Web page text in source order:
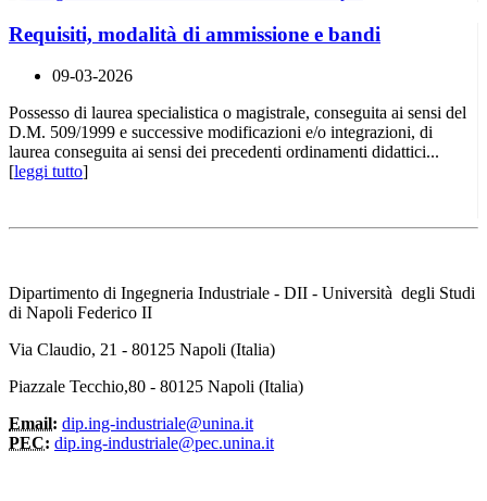
Requisiti, modalità di ammissione e bandi
09-03-2026
Possesso di laurea specialistica o magistrale, conseguita ai sensi del
D.M. 509/1999 e successive modificazioni e/o integrazioni, di
laurea conseguita ai sensi dei precedenti ordinamenti didattici...
[leggi tutto]
Dipartimento di Ingegneria Industriale - DII - Università degli Studi
di Napoli Federico II
Via Claudio, 21 - 80125 Napoli (Italia)
Piazzale Tecchio,80 - 80125 Napoli (Italia)
Email: dip.ing-industriale@unina.it
PEC: dip.ing-industriale@pec.unina.it